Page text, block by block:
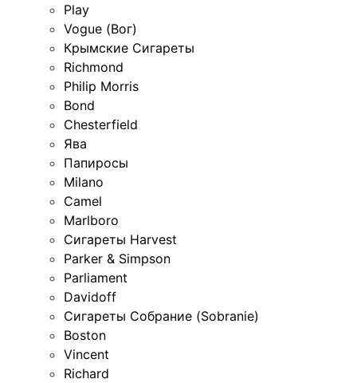
Play
Vogue (Вог)
Крымские Сигареты
Richmond
Philip Morris
Bond
Chesterfield
Ява
Папиросы
Milano
Camel
Marlboro
Сигареты Harvest
Parker & Simpson
Parliament
Davidoff
Сигареты Собрание (Sobranie)
Boston
Vincent
Richard